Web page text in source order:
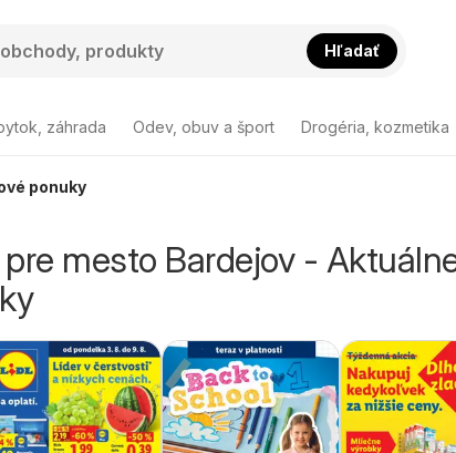
Hľadať
záhrada Odev, obuv a šport Drogéria, kozmetika
ponuky
mesto Bardejov -